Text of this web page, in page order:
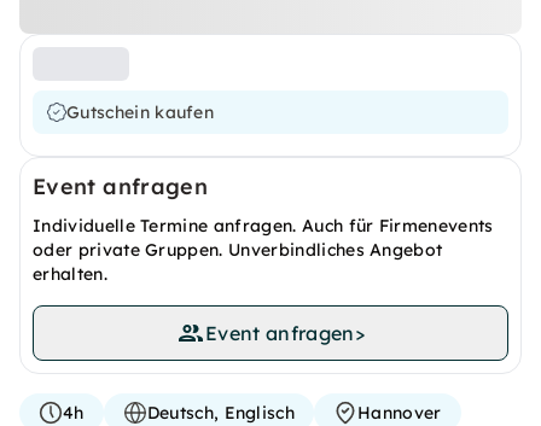
Gutschein kaufen
Event anfragen
Individuelle Termine anfragen. Auch für Firmenevents
oder private Gruppen. Unverbindliches Angebot
erhalten.
Event anfragen>
4h Deutsch, Englisch Hannover